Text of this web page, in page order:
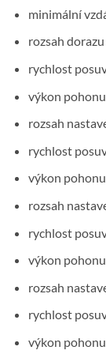
minimální
rozsah
rychlost
výkon
rozsah
rychlost
výkon
rozsah
rychlost
výkon
rozsah
rychlost
výkon